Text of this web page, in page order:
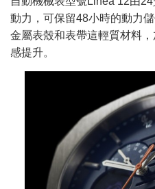
動力，可保留48小時的動力
金屬表殼和表帶這輕質材料
感提升。